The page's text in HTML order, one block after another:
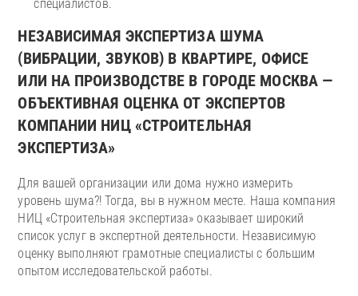
специалистов.
НЕЗАВИСИМАЯ ЭКСПЕРТИЗА ШУМА
(ВИБРАЦИИ, ЗВУКОВ) В КВАРТИРЕ, ОФИСЕ
ИЛИ НА ПРОИЗВОДСТВЕ В ГОРОДЕ МОСКВА —
ОБЪЕКТИВНАЯ ОЦЕНКА ОТ ЭКСПЕРТОВ
КОМПАНИИ НИЦ «СТРОИТЕЛЬНАЯ
ЭКСПЕРТИЗА»
Для вашей организации или дома нужно измерить
уровень шума?! Тогда, вы в нужном месте. Наша компания
НИЦ «Строительная экспертиза» оказывает широкий
список услуг в экспертной деятельности. Независимую
оценку выполняют грамотные специалисты с большим
опытом исследовательской работы.